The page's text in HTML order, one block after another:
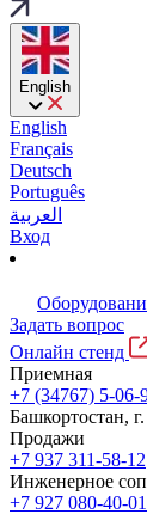
English
English
Français
Deutsch
Português
العربية
Вход
Задать вопрос
Онлайн стенд
Приемная
+7 (34767) 5-06-
Башкортостан,
Продажи
+7 937 311-58-12
Инженерное
+7 927 080-40-01